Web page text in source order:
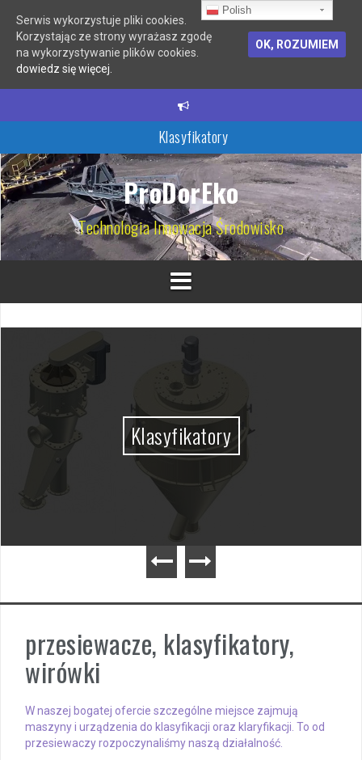
s
k
o
c
z
d
o
e
Klasyfikatory
Hydrocyklony
Młyny i kruszarki
Filtry samoczyszczące
Wirówki
Przesiewacze wibracyjne
ProDorEko
Technologia Innowacja Środowisko
Klasyfikatory
przesiewacze, klasyfikatory,
wirówki
W naszej bogatej ofercie szczególne miejsce zajmują
maszyny i urządzenia do klasyfikacji oraz klaryfikacji. To od
przesiewaczy rozpoczynaliśmy naszą działalność.
Polish
Serwis wykorzystuje pliki cookies.
Korzystając ze strony wyrażasz zgodę
na wykorzystywanie plików cookies.
dowiedz się więcej.
OK, ROZUMIEM